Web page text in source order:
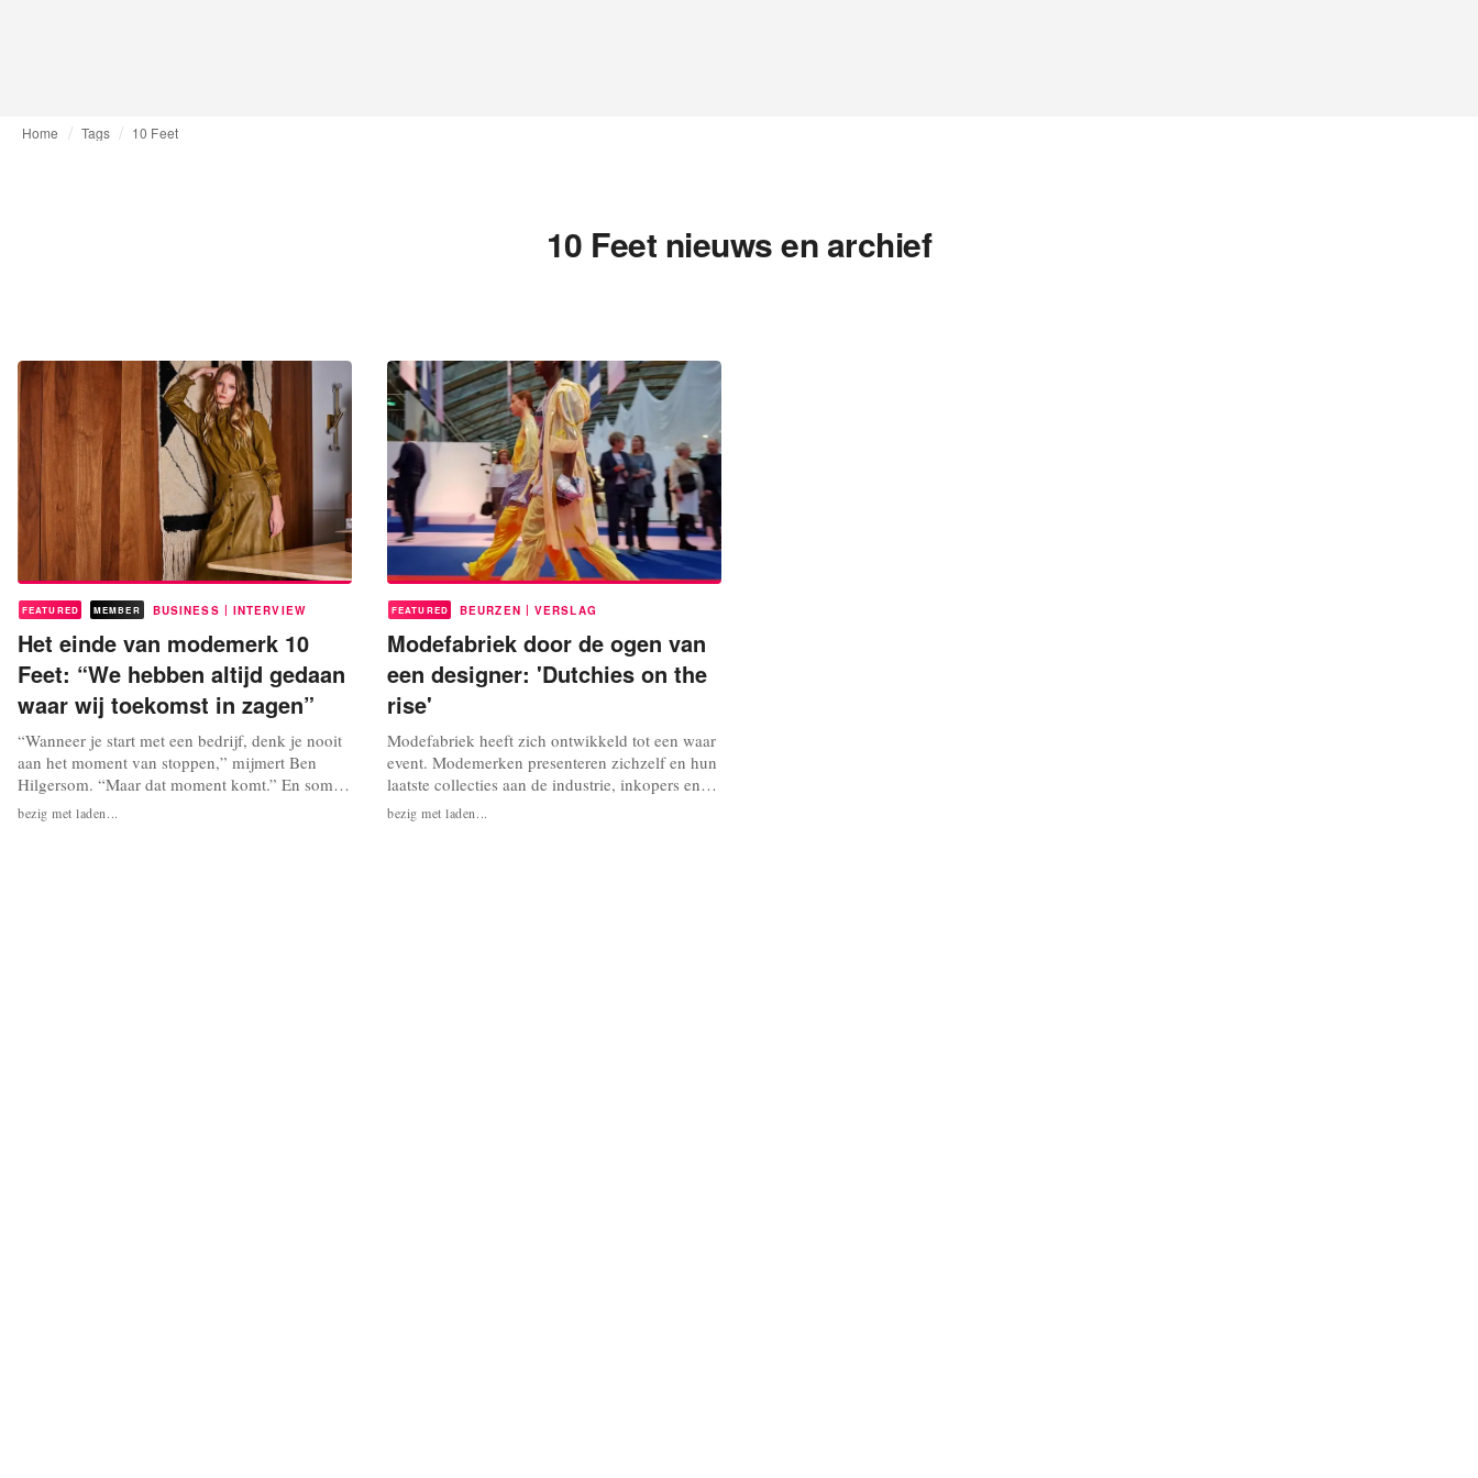
Home Tags 10 Feet
10 Feet nieuws en archief
FEATURED MEMBER BUSINESS | INTERVIEW
Het einde van modemerk 10
Feet: “We hebben altijd gedaan
waar wij toekomst in zagen”
“Wanneer je start met een bedrijf, denk je nooit
aan het moment van stoppen,” mijmert Ben
Hilgersom. “Maar dat moment komt.” En soms
komt het onverwachts. Hilgersom is oprichter en
eigenaar van het Nederlandse damesmodemerk
bezig met laden...
FEATURED BEURZEN | VERSLAG
Modefabriek door de ogen van
een designer: 'Dutchies on the
rise'
Modefabriek heeft zich ontwikkeld tot een waar
event. Modemerken presenteren zichzelf en hun
laatste collecties aan de industrie, inkopers en
ook aan elkaar. Daarnaast zijn er
randevenementen, zoals workshops, seminars,
bezig met laden...